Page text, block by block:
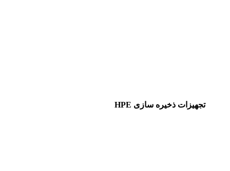
تجهیزات ذخیره سازی HPE